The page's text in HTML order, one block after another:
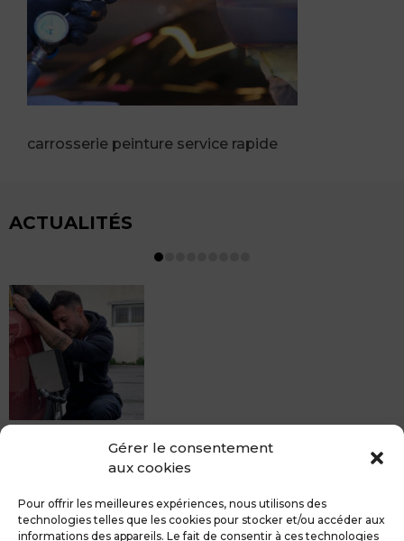
Gérer le consentement
aux cookies
Pour offrir les meilleures expériences, nous utilisons des
technologies telles que les cookies pour stocker et/ou accéder aux
informations des appareils. Le fait de consentir à ces technologies
carrosserie peinture service rapide
ACTUALITÉS
peinture, sans rendez-vous mais Avec le sourire :)
du débosselage vous accueille sans rendez-...